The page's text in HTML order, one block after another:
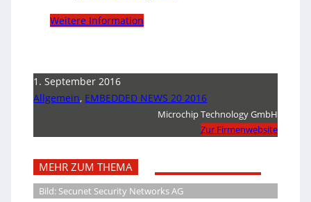
Weitere Information
1. September 2016
Allgemein, EMBEDDED NEWS 20 2016
Microchip Technology GmbH
Zur Firmenwebsite
MEHR ZUM THEMA
Bild: Secunet Security Networks AG